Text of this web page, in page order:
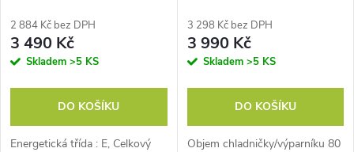
2 884 Kč bez DPH
3 490 Kč
Skladem >5 KS
DO KOŠÍKU
Energetická třída : E, Celkový
3 298 Kč bez DPH
3 990 Kč
Skladem >5 KS
DO KOŠÍKU
Objem chladničky/výparníku 80